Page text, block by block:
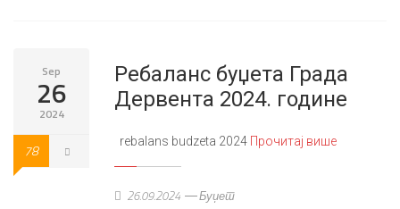
Sep
26
2024
78
Ребаланс буџета Града
Дервента 2024. године
rebalans budzeta 2024 Прочитај више
26.09.2024 Буџет